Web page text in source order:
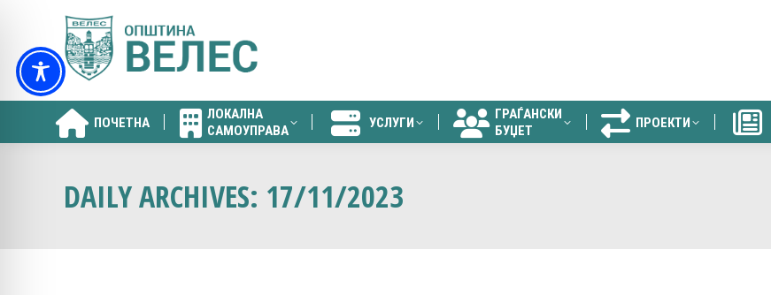
ПОЧЕТНА
ЛОКАЛНА
САМОУПРАВА
УСЛУГИ
ГРАЃАНСКИ
БУЏЕТ
ПРОЕКТИ
DAILY ARCHIVES: 17/11/2023
ПОЧЕТНА